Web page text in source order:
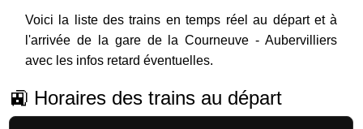
Voici la liste des trains en temps réel au départ et à
l'arrivée de la gare de la Courneuve - Aubervilliers
avec les infos retard éventuelles.
🚉 Horaires des trains au départ